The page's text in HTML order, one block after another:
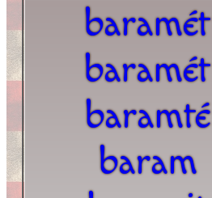
baramét
baramét
baramté
baram